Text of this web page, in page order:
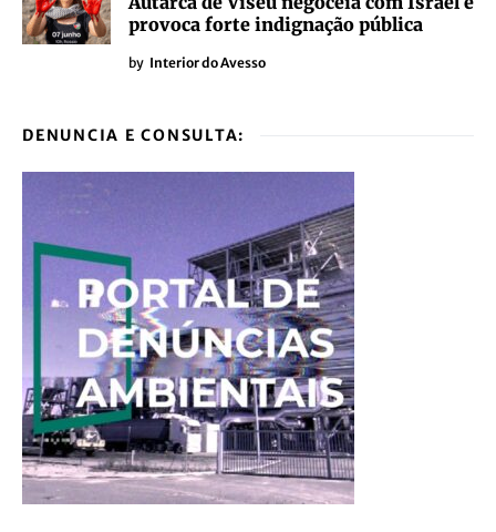
provoca forte indignação pública
by Interior do Avesso
DENUNCIA E CONSULTA: